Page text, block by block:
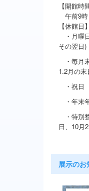
【開館時
午前9
【休館日】
・月曜
その翌日)
・毎月
1.2月の末
・祝日
・年末
・特別
日
、10月
展示のお